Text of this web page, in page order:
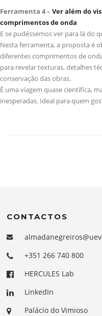
Ferramenta 4 – Ver além do
comprimentos de onda
E se pudéssemos ver para lá do
Nesta ferramenta, a proposta é
diferentes comprimentos de
para revelar texturas, detalhes
conservação das obras.
É uma viagem quase científica,
inesperadas. Ideal para quem
CONTACTOS
+351 266 740 800
HERCULES Lab
LinkedIn
Palácio do Vimioso